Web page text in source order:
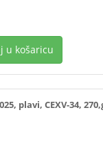
u košaricu
plavi, CEXV-34,